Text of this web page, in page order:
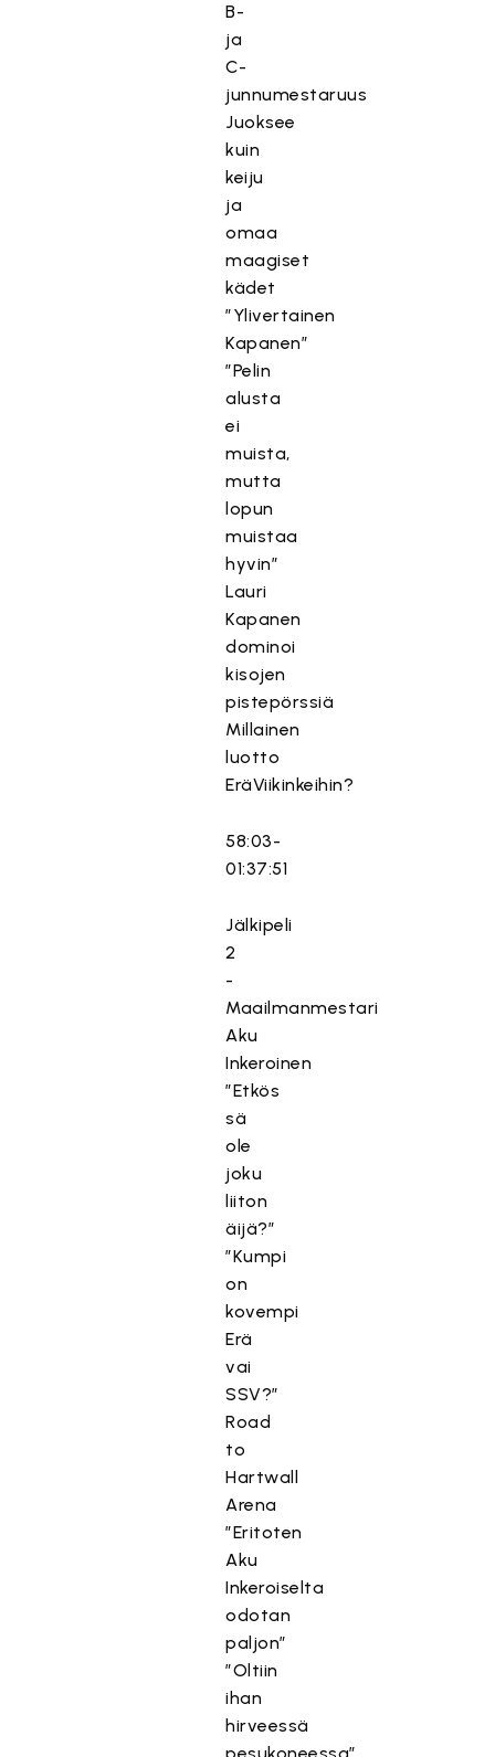
B-
ja
C-
junnumestaruus
Juoksee
kuin
keiju
ja
omaa
maagiset
kädet
”Ylivertainen
Kapanen”
”Pelin
alusta
ei
muista,
mutta
lopun
muistaa
hyvin”
Lauri
Kapanen
dominoi
kisojen
pistepörssiä
Millainen
luotto
EräViikinkeihin?
58:03-
01:37:51
Jälkipeli
2
-
Maailmanmestari
Aku
Inkeroinen
”Etkös
sä
ole
joku
liiton
äijä?”
”Kumpi
on
kovempi
Erä
vai
SSV?”
Road
to
Hartwall
Arena
”Eritoten
Aku
Inkeroiselta
odotan
paljon”
”Oltiin
ihan
hirveessä